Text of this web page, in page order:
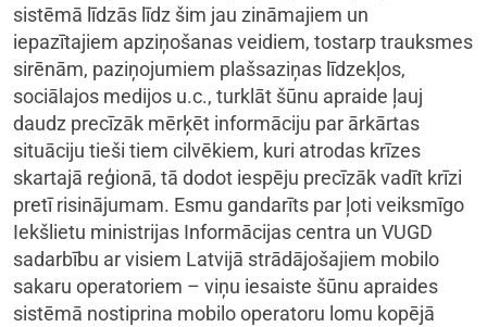
sistēmā līdzās līdz šim jau zināmajiem un
iepazītajiem apziņošanas veidiem, tostarp trauksmes
sirēnām, paziņojumiem plašsaziņas līdzekļos,
sociālajos medijos u.c., turklāt šūnu apraide ļauj
daudz precīzāk mērķēt informāciju par ārkārtas
situāciju tieši tiem cilvēkiem, kuri atrodas krīzes
skartajā reģionā, tā dodot iespēju precīzāk vadīt krīzi
pretī risinājumam. Esmu gandarīts par ļoti veiksmīgo
Iekšlietu ministrijas Informācijas centra un VUGD
sadarbību ar visiem Latvijā strādājošajiem mobilo
sakaru operatoriem – viņu iesaiste šūnu apraides
sistēmā nostiprina mobilo operatoru lomu kopējā